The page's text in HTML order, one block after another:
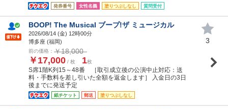
発券番号 女性名義 塗りつぶしなし 質問受付
BOOP! The Musical ブープ!ザ ミュージカル
2026/08/14 (金) 12時00分
博多座 (福岡)
前の価格： ￥18,000
￥17,000 / 枚 1枚
S席1階K列15～48番 ［取引成立後の公演中止対応：送
料・手数料を差し引いた全額を返金します］ 入金日の3日
後までに発送予定
紙チケット 郵送 塗りつぶしなし
3